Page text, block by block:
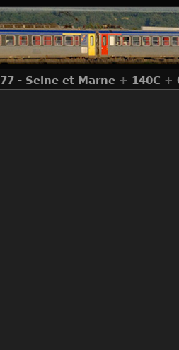
77 - Seine et Marne + 140C +